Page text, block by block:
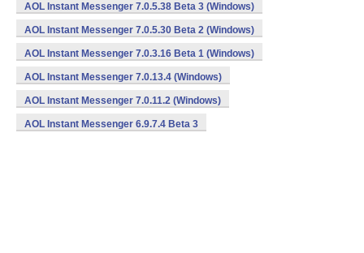
AOL Instant Messenger 7.0.5.38 Beta 3 (Windows)
AOL Instant Messenger 7.0.5.30 Beta 2 (Windows)
AOL Instant Messenger 7.0.3.16 Beta 1 (Windows)
AOL Instant Messenger 7.0.13.4 (Windows)
AOL Instant Messenger 7.0.11.2 (Windows)
AOL Instant Messenger 6.9.7.4 Beta 3